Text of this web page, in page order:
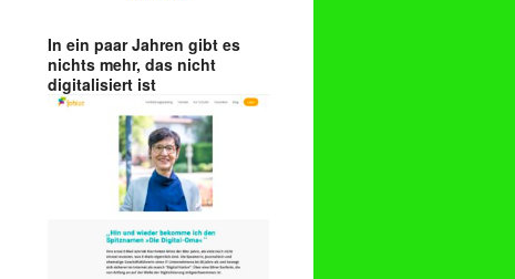
In ein paar Jahren gibt es
nichts mehr, das nicht
digitalisiert ist